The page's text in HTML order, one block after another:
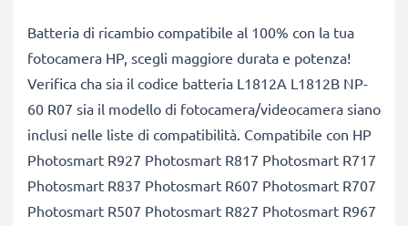
Batteria di ricambio compatibile al 100% con la tua
fotocamera HP, scegli maggiore durata e potenza!
Verifica cha sia il codice batteria L1812A L1812B NP-
60 R07 sia il modello di fotocamera/videocamera siano
inclusi nelle liste di compatibilità. Compatibile con HP
Photosmart R927 Photosmart R817 Photosmart R717
Photosmart R837 Photosmart R607 Photosmart R707
Photosmart R507 Photosmart R827 Photosmart R967